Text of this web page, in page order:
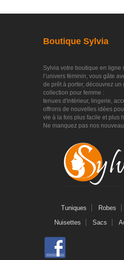
Boutique Sylvia
Sylvia votre boutique en ligne
l’univers féminin, vous gâte
de prêt à porter, découvrez un
collection pour femme :
tenues d'intérieur, lingerie,
offrons de nouvelles idées
vie à la fois plus facile et plus
Ne manquez pas nos
Tuniques Robes
Nuisettes
Sacs